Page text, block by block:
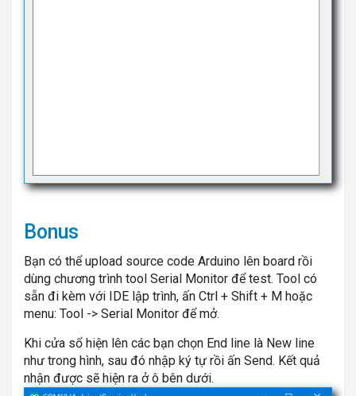
Bonus
Bạn có thể upload source code Arduino lên board rồi
dùng chương trình tool Serial Monitor để test. Tool có
sẵn đi kèm với IDE lập trình, ấn Ctrl + Shift + M hoặc
menu: Tool -> Serial Monitor để mở.
Khi cửa sổ hiện lên các bạn chọn End line là New line
như trong hình, sau đó nhập ký tự rồi ấn Send. Kết quả
nhận được sẽ hiện ra ở ô bên dưới.